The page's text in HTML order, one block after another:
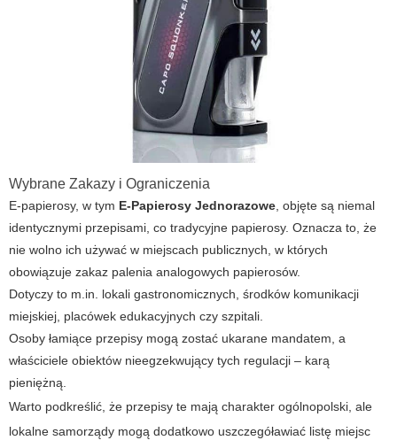
Wybrane Zakazy i Ograniczenia
E-papierosy, w tym E-Papierosy Jednorazowe , objęte są niemal
identycznymi przepisami, co tradycyjne papierosy. Oznacza to, że
nie wolno ich używać w miejscach publicznych, w których
obowiązuje zakaz palenia analogowych papierosów.
Dotyczy to m.in. lokali gastronomicznych, środków komunikacji
miejskiej, placówek edukacyjnych czy szpitali.
Osoby łamiące przepisy mogą zostać ukarane mandatem, a
właściciele obiektów nieegzekwujący tych regulacji – karą
pieniężną.
Warto podkreślić, że przepisy te mają charakter ogólnopolski, ale
lokalne samorządy mogą dodatkowo uszczegóławiać listę miejsc